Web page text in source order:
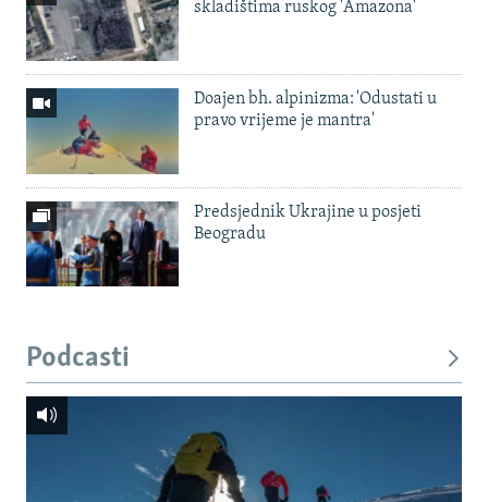
skladištima ruskog 'Amazona'
Doajen bh. alpinizma: 'Odustati u
pravo vrijeme je mantra'
Predsjednik Ukrajine u posjeti
Beogradu
Podcasti